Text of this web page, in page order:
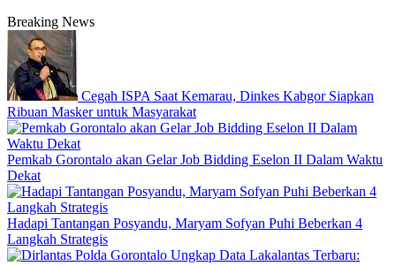
Breaking News
Cegah ISPA Saat Kemarau, Dinkes Kabgor Siapkan
Ribuan Masker untuk Masyarakat
Pemkab Gorontalo akan Gelar Job Bidding Eselon II Dalam Waktu
Dekat
Hadapi Tantangan Posyandu, Maryam Sofyan Puhi Beberkan 4
Langkah Strategis